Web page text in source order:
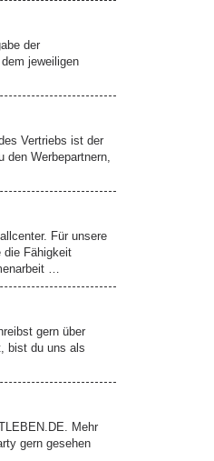
der
jeweiligen
Vertriebs ist der
den Werbepartnern,
Für unsere
die Fähigkeit
…
gern über
bist du uns als
Mehr
gern gesehen